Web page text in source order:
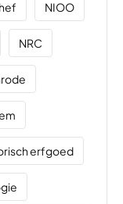
NIOO
NRC
erfgoed